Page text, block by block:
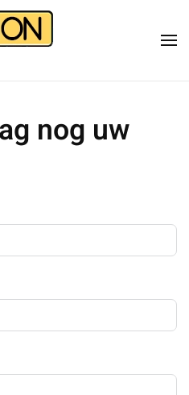
nog uw